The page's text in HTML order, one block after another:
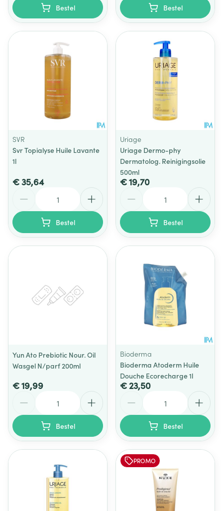
Bestel Bestel
SVR
Svr Topialyse Huile Lavante
1l
€ 35,64
Bestel
Uriage
Uriage Dermo-phy
Dermatolog. Reinigingsolie
500ml
€ 19,70
Bestel
Yun Ato Prebiotic Nour. Oil
Wasgel N/parf 200ml
€ 19,99
Bestel
Bioderma
Bioderma Atoderm Huile
Douche Ecorecharge 1l
€ 23,50
Bestel
PROMO